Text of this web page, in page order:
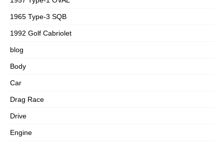
1965 Type-3 SQB
1992 Golf Cabriolet
blog
Body
Car
Drag Race
Drive
Engine